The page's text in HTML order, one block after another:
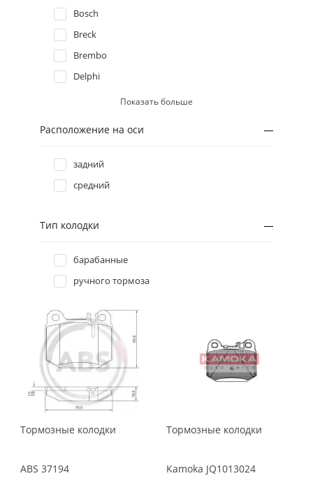
2005
2004
2003
2001
2000
1999
1998
Bosch
Breck
Brembo
Delphi
Denckermann
FTE
Icer
Kamoka
NK
Profit
QH
Textar
TRW
Zimmermann
Показать больше
Расположение на оси
задний
средний
Тип колодки
барабанные
ручного тормоза
Тормозные колодки
ABS 37194
Тормозные колодки
Kamoka JQ1013024